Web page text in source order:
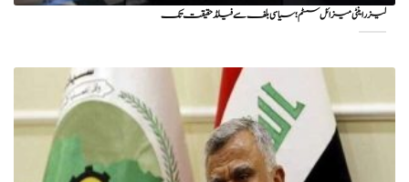
لیزر اینٹی میزائل سسٹم؛ سیاسی بلف سے فیلڈ حقیقت تک